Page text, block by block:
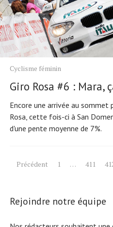
Cyclisme féminin
Giro Rosa #6 : Mara,
Encore une arrivée au sommet
Rosa, cette fois-ci à San
d'une pente moyenne de 7%.
Pagination
publications
Précédent 1 … 411
Rejoindre notre équipe